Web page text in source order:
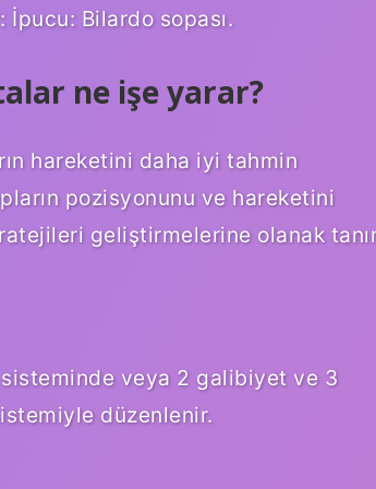
Bilardo sopası.
ne işe yarar?
hareketini daha iyi tahmin
pozisyonunu ve hareketini
geliştirmelerine olanak
veya 2 galibiyet ve 3
düzenlenir.